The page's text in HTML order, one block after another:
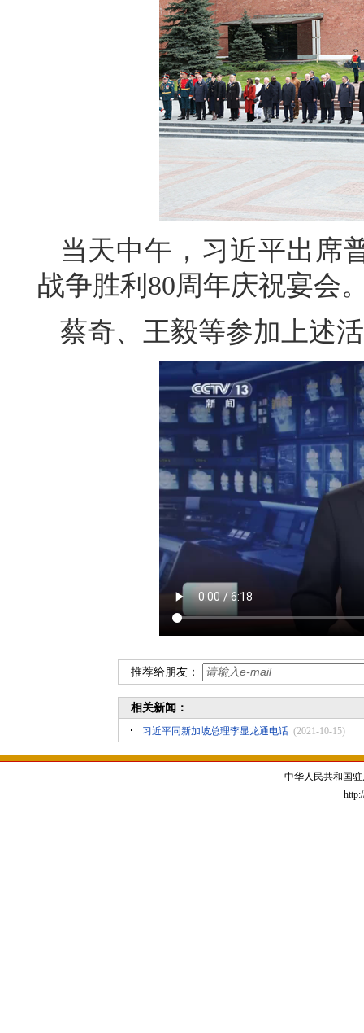
当天中午，习近平出席
战争胜利80周年庆祝宴会
蔡奇、王毅等参加上述
推荐给朋友：
相关新闻：
习近平同新加坡总理李显龙通电话 (2021-10-15)
中华人民共和国